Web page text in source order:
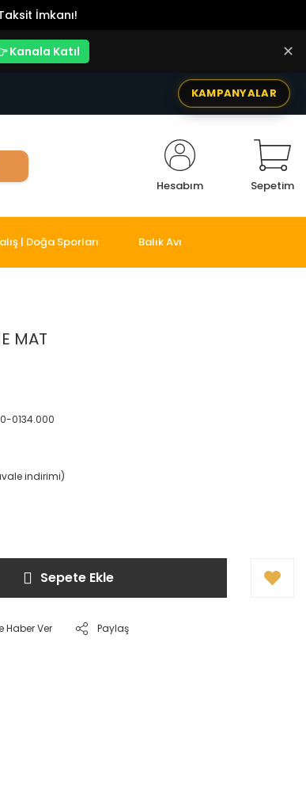
İmkanı!
Kanala Katıl ✕
KAMPANYALAR
Hesabım Sepetim
| Doğa Sporları Balık Avı
MAT
0134.000
indirimi)
Sepete Ekle
Haber Ver Paylaş